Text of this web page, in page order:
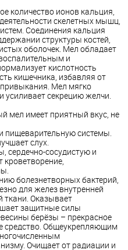
количество ионов кальция,
скелетных мышц,
Соединения кальция
структуры костей,
оболочек. Мел обладает
и
кислотность
кишечника, избавляя от
Мел мягко
усиливает секрецию желчи.
мел имеет приятный вкус, не
пищеварительную системы.
слух.
сердечно-сосудистую и
кроветворение,
болезнетворных бактерий,
для желез внутренней
ткани. Оказывает
защитные силы
берёзы – прекрасное
средство. Общеукрепляющим
Очищает от радиации и